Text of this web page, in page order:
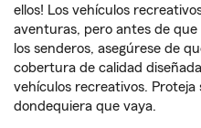
ellos! Los vehículos
aventuras, pero antes de que
los senderos, asegúrese de
cobertura de calidad
vehículos recreativos.
dondequiera que vaya.